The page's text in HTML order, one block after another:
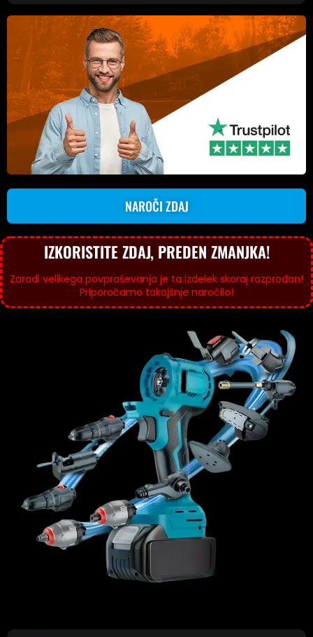
NAROČI ZDAJ
IZKORISTITE ZDAJ, PREDEN ZMANJKA!
Zaradi velikega povpraševanja je ta izdelek skoraj razprodan!
Priporočamo takojšnje naročilo!